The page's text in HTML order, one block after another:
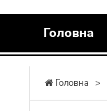
Головна
Головна >